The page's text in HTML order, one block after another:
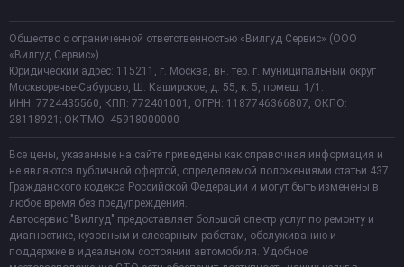
Общество с ограниченной ответственностью «Вилгуд Сервис» (ООО
«Вилгуд Сервис»)
Юридический адрес: 115211, г. Москва, вн. тер. г. муниципальный округ
Москворечье-Сабурово, Ш. Каширское, д. 55, к. 5, помещ. 1/1.
ИНН: 7724435560, КПП: 772401001, ОГРН: 1187746366807, ОКПО:
28118921; ОКТМО: 45918000000
Все цены, указанные на сайте приведены как справочная информация и
не являются публичной офертой, определяемой положениями статьи 437
Гражданского кодекса Российской Федерации и могут быть изменены в
любое время без предупреждения.
Автосервис "Вилгуд" предоставляет большой спектр услуг по ремонту и
диагностике, кузовным и слесарным работам, обслуживанию и
поддержке в идеальном состоянии автомобиля. Удобное